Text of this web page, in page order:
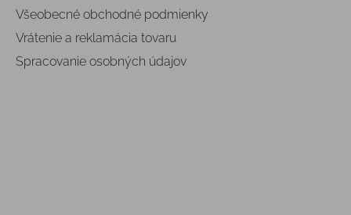
Všeobecné obchodné podmienky
Vrátenie a reklamácia tovaru
Spracovanie osobných údajov